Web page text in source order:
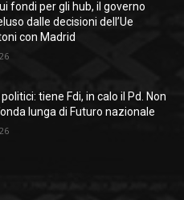
fondi per gli hub, il governo
dalle decisioni dell’Ue
con Madrid
tiene Fdi, in calo il Pd. Non
lunga di Futuro nazionale